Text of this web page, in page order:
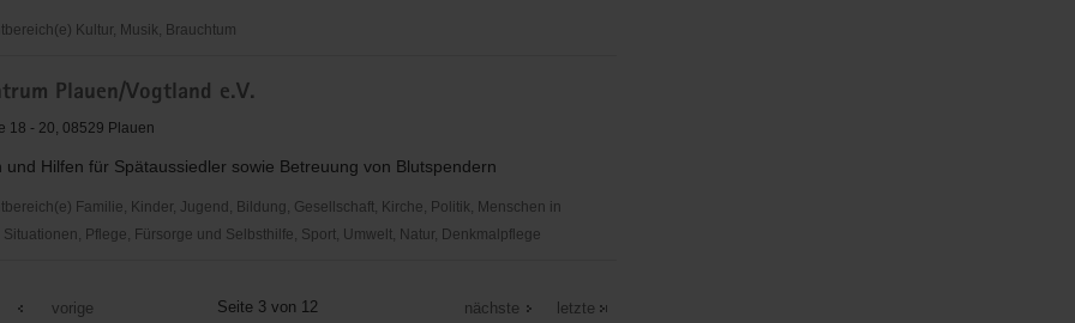
Kultur, Musik, Brauchtum
Plauen/Vogtland e.V.
18 - 20, 08529 Plauen
und Hilfen für Spätaussiedler sowie Betreuung von Blutspendern
Familie, Kinder, Jugend, Bildung, Gesellschaft, Kirche, Politik, Menschen in
Situationen, Pflege, Fürsorge und Selbsthilfe, Sport, Umwelt, Natur, Denkmalpflege
vorige Seite 3 von 12 nächste letzte